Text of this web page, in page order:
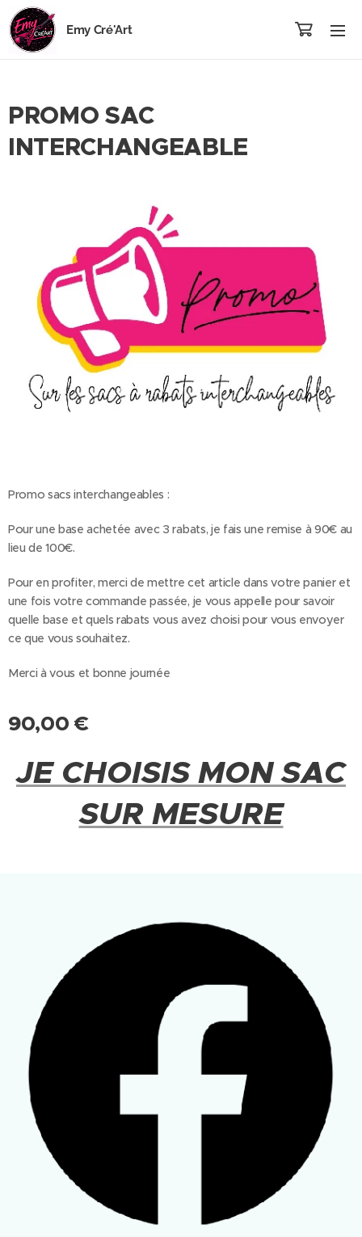
Emy Cré'Art
PROMO SAC
INTERCHANGEABLE
Promo sacs interchangeables :
Pour une base achetée avec 3 rabats, je fais une remise à 90€ au
lieu de 100€.
Pour en profiter, merci de mettre cet article dans votre panier et
une fois votre commande passée, je vous appelle pour savoir
quelle base et quels rabats vous avez choisi pour vous envoyer
ce que vous souhaitez.
Merci à vous et bonne journée
90,00 €
JE CHOISIS MON SAC
SUR MESURE